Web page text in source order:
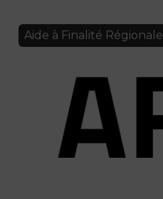
Aide à Finalité Régionale